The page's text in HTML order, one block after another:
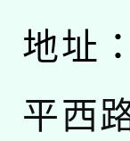
地址：
平西